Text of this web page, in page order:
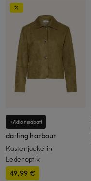
+Aktionsrabatt
darling harbour
Kastenjacke in
Lederoptik
49,99 €